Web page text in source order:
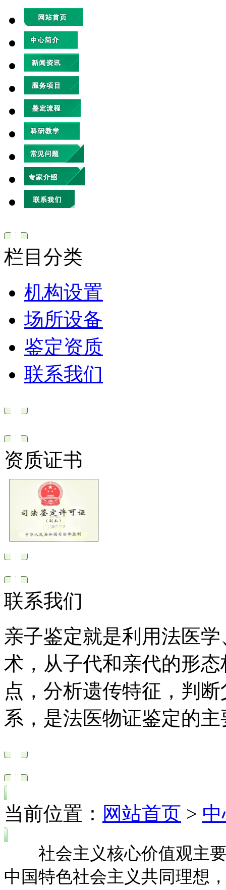
栏目分类
机构设置
场所设备
鉴定资质
联系我们
资质证书
联系我们
亲子鉴定就是利用法医
术，从子代和亲代的形
点，分析遗传特征，判
系，是法医物证鉴定的
当前位置： 网站首页 >
社会主义核心价值观主要
中国特色社会主义共同理想